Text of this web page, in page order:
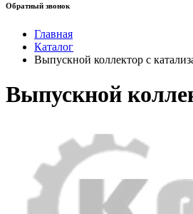
Обратный звонок
Главная
Каталог
Выпускной коллектор с
Выпускной